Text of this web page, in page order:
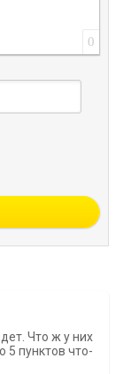
0
Что ж у них
5 пунктов что-